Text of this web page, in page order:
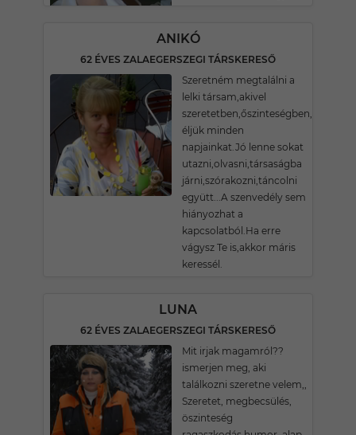
ANIKÓ
62 ÉVES ZALAEGERSZEGI TÁRSKERESŐ
Szeretném megtalálni a
lelki társam,akivel
éljük minden
napjainkat.Jó lenne sokat
utazni,olvasni,társaságba
járni,szórakozni,táncolni
együtt...A szenvedély sem
hiányozhat a
kapcsolatból.Ha erre
vágysz Te is,akkor máris
keressél.
LUNA
62 ÉVES ZALAEGERSZEGI TÁRSKERESŐ
Mit irjak magamról??
ismerjen meg, aki
találkozni szeretne velem,,
Szeretet, megbecsülés,
öszinteség